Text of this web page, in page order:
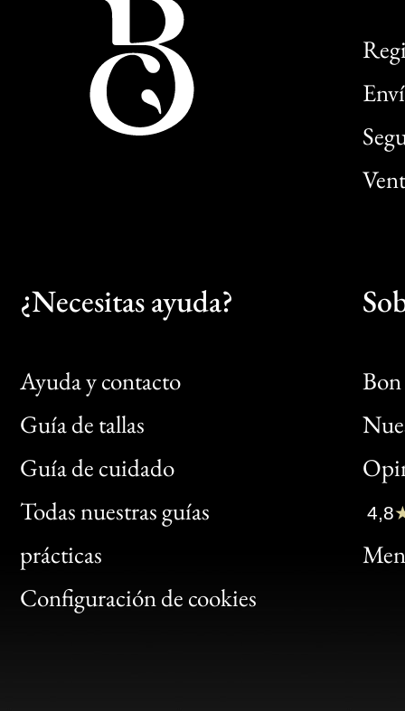
¿Necesitas ayuda?
Ayuda y contacto
Guía de tallas
Guía de cuidado
Todas nuestras guías
prácticas
Configuración de cookies
Bon
Clic
Bon
4,8